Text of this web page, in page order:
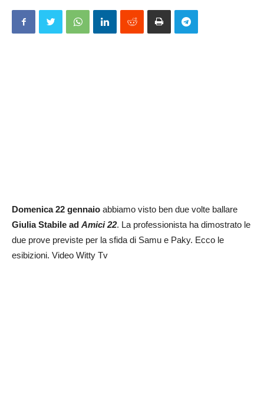
Domenica 22 gennaio abbiamo visto ben due volte ballare
Giulia Stabile ad Amici 22. La professionista ha dimostrato le
due prove previste per la sfida di Samu e Paky. Ecco le
esibizioni. Video Witty Tv